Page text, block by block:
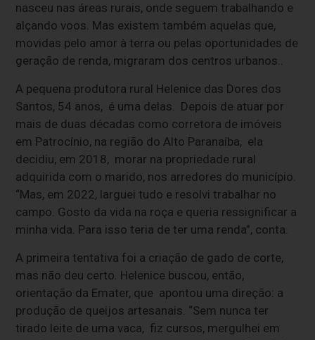
nasceu nas áreas rurais, onde seguem trabalhando e
alçando voos. Mas existem também aquelas que,
movidas pelo amor à terra ou pelas oportunidades de
geração de renda, migraram dos centros urbanos..
A pequena produtora rural Helenice das Dores dos
Santos, 54 anos, é uma delas. Depois de atuar por
mais de duas décadas como corretora de imóveis
em Patrocínio, na região do Alto Paranaíba, ela
decidiu, em 2018, morar na propriedade rural
adquirida com o marido, nos arredores do município.
“Mas, em 2022, larguei tudo e resolvi trabalhar no
campo. Gosto da vida na roça e queria ressignificar a
minha vida. Para isso teria de ter uma renda”, conta.
A primeira tentativa foi a criação de gado de corte,
mas não deu certo. Helenice buscou, então,
orientação da Emater, que apontou uma direção: a
produção de queijos artesanais. “Sem nunca ter
tirado leite de uma vaca, fiz cursos, mergulhei em